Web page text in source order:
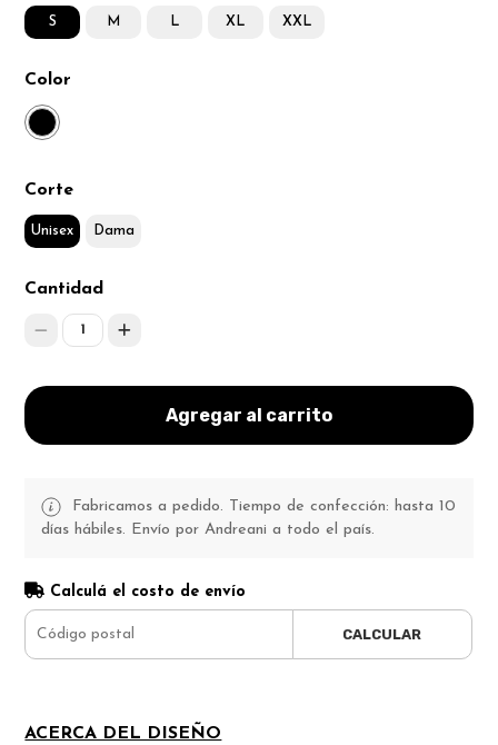
S M L XL XXL
Color
Corte
Unisex Dama
Cantidad
1
Agregar al carrito
Fabricamos a pedido. Tiempo de confección: hasta 10
días hábiles. Envío por Andreani a todo el país.
Calculá el costo de envío
CALCULAR
ACERCA DEL DISEÑO